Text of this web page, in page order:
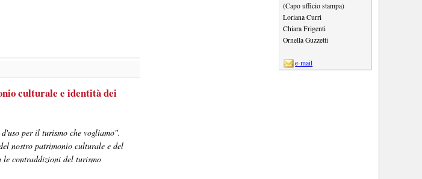
culturale e identità dei
per il turismo che vogliamo".
nostro patrimonio culturale e del
le contraddizioni del turismo
(Capo ufficio stampa)
Loriana Curri
Chiara Frigenti
Ornella Guzzetti
e-mail